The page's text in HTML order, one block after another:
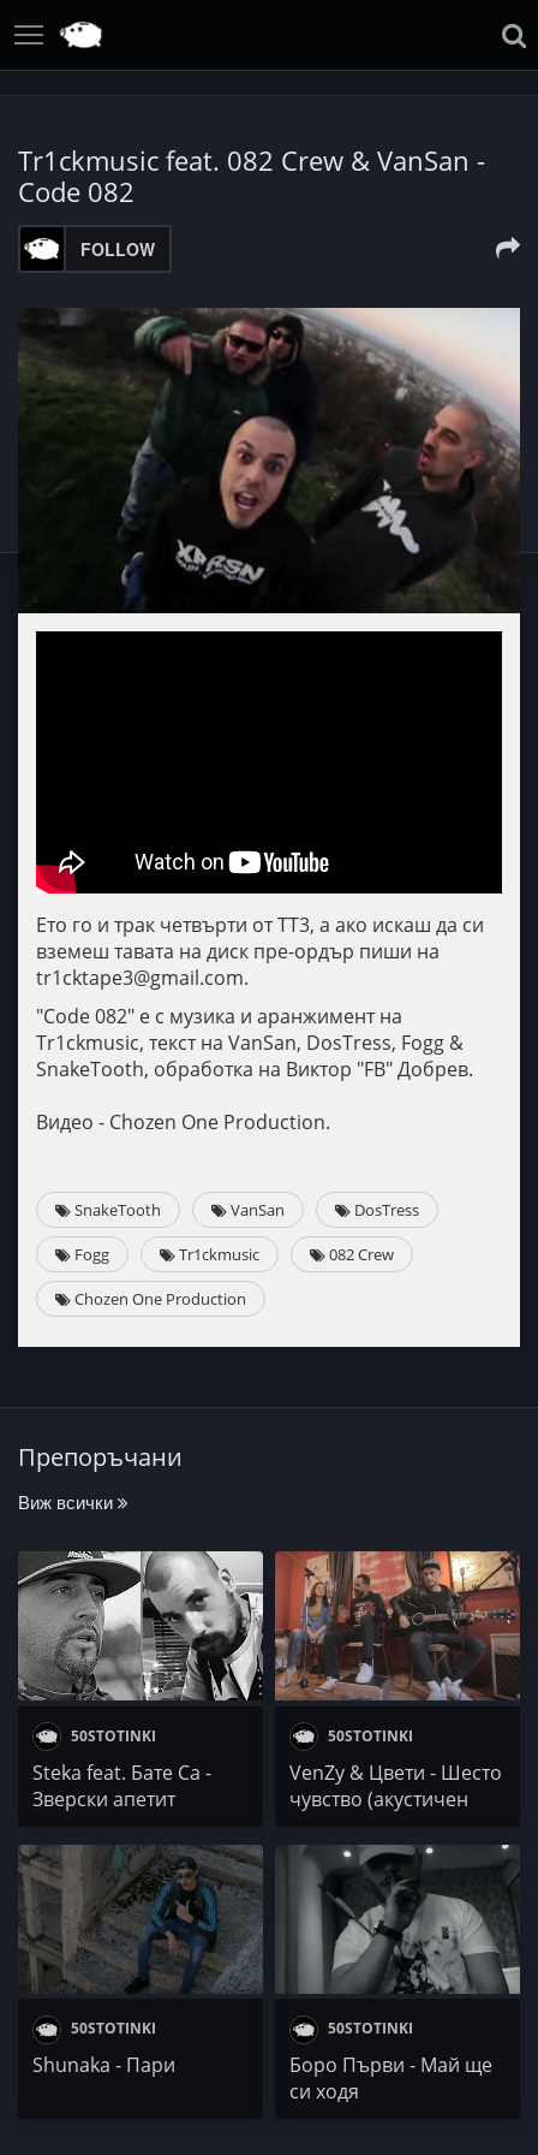
Tr1ckmusic feat. 082 Crew & VanSan -
Code 082
FOLLOW
Ето го и трак четвърти от ТТ3, а ако искаш да си
вземеш тавата на диск пре-ордър пиши на
tr1cktape3@gmail.com.
"Code 082" е с музика и аранжимент на
Tr1ckmusic, текст на VanSan, DosTress, Fogg &
SnakeTooth, обработка на Виктор "FB" Добрев.
Видео - Chozen One Production.
SnakeTooth VanSan DosTress
Fogg Tr1ckmusic 082 Crew
Chozen One Production
Препоръчани
Виж всички
50STOTINKI
Steka feat. Бате Са -
Зверски апетит
50STOTINKI
VenZy & Цвети - Шесто
чувство (акустичен
50STOTINKI
Shunaka - Пари
50STOTINKI
Боро Първи - Май ще
си ходя